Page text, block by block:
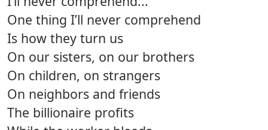
One thing I’ll never comprehend
Is how they turn us
On our sisters, on our brothers
On children, on strangers
On neighbors and friends
The billionaire profits